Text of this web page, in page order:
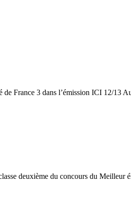
de France 3 dans l’émission ICI 12/13
deuxième du concours du